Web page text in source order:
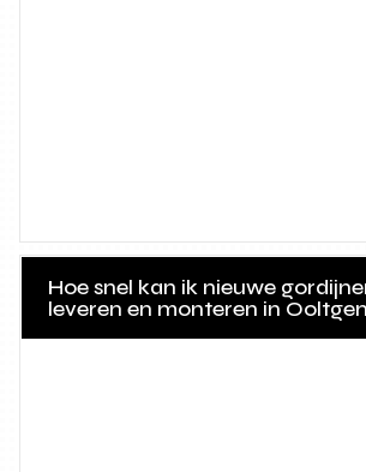
Hoe snel kan ik nieuwe
leveren en monteren in